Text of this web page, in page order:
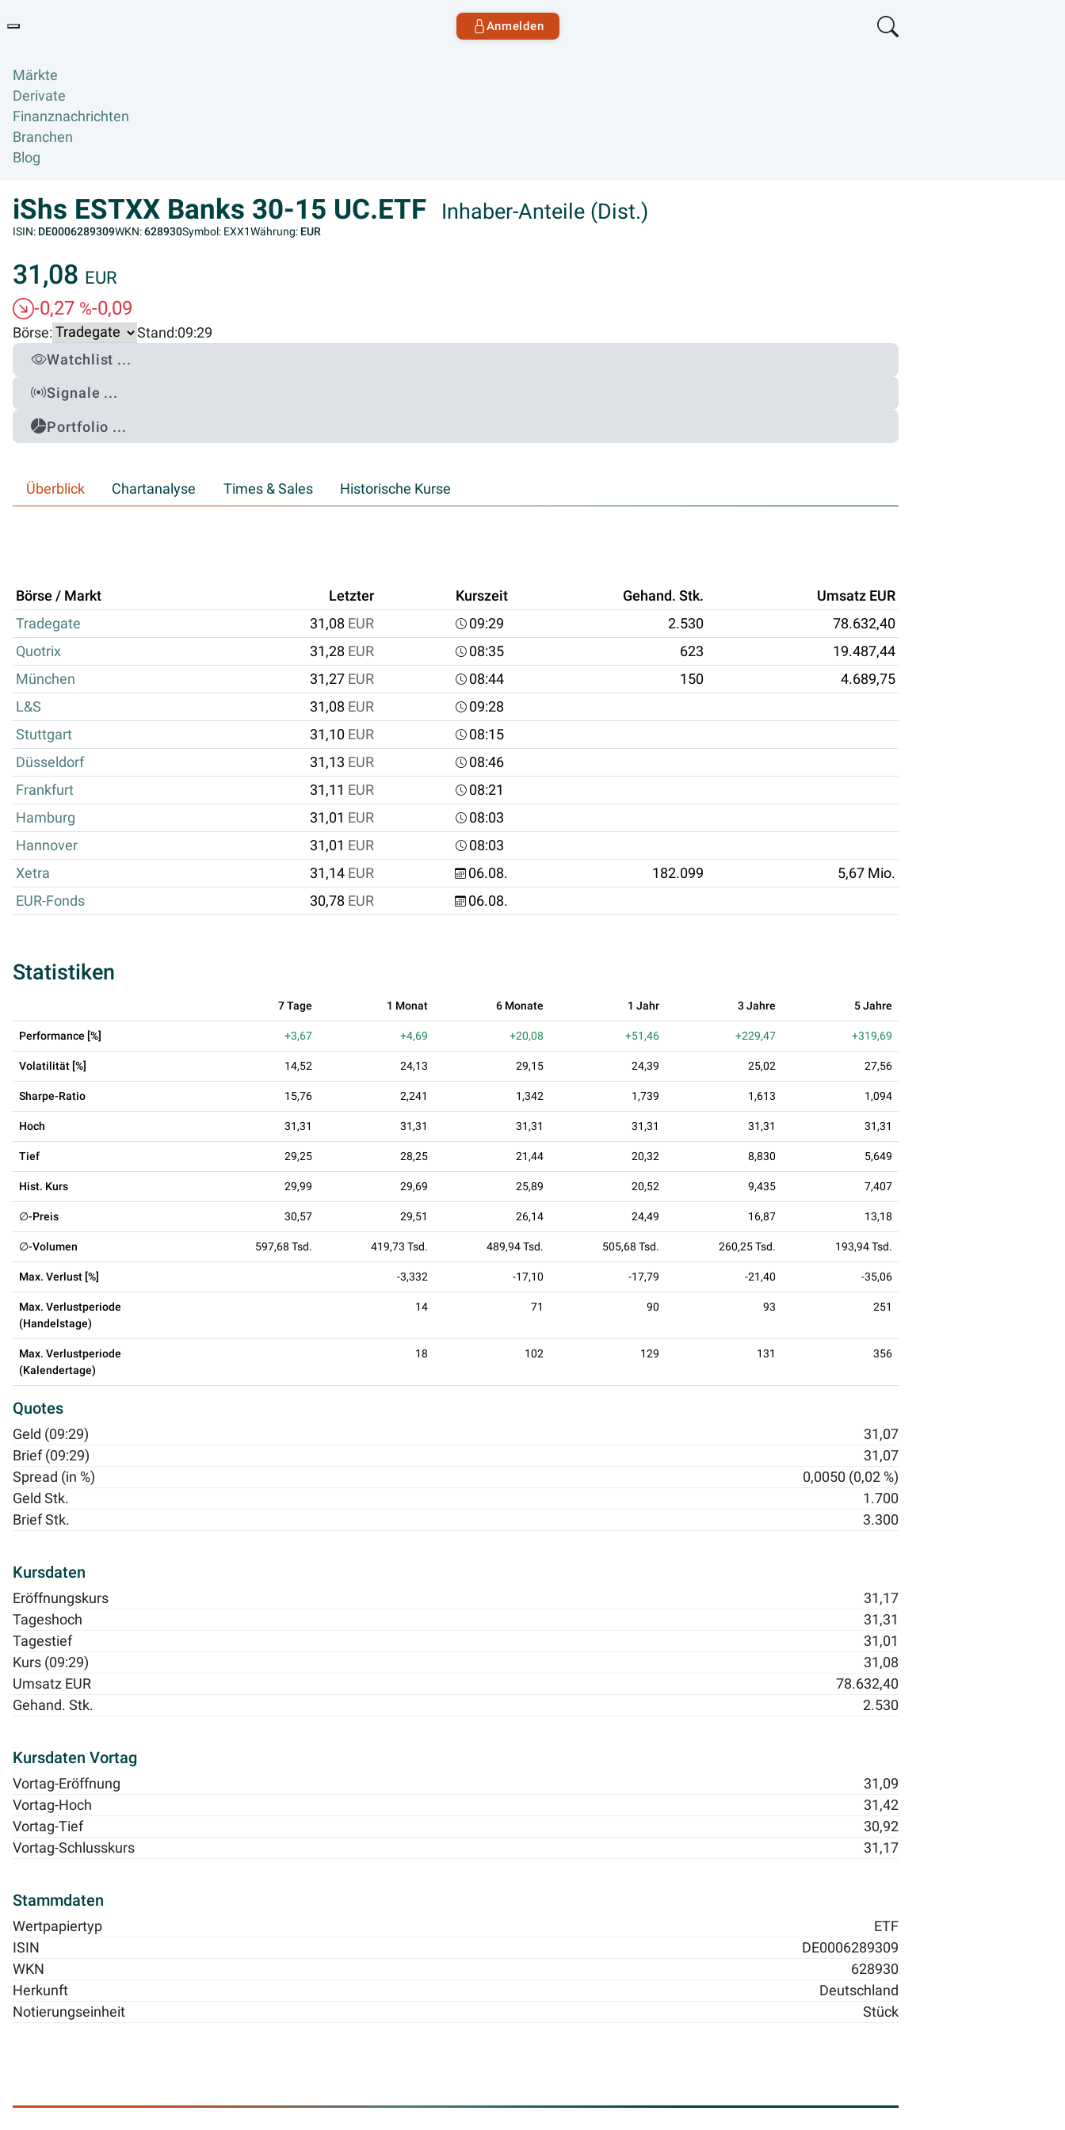
Anmelden
Märkte
Derivate
Finanznachrichten
Branchen
Blog
iShs ESTXX Banks 30-15 UC.ETF Inhaber-Anteile (Dist.)
ISIN: DE0006289309WKN:628930Symbol: EXX1Währung: EUR
31,08 EUR
-0,27 %-0,09
Börse: Stand:09:29
Watchlist ...
Signale ...
Portfolio ...
Überblick Chartanalyse Times & Sales Historische Kurse
Börse / Markt Letzter Kurszeit Gehand. Stk.
Umsatz EUR
Tradegate
31,08 EUR 09:29 2.530
78.632,40
Quotrix
31,28 EUR 08:35 623
19.487,44
München
31,27 EUR 08:44 150
4.689,75
L&S
31,08 EUR
09:28
Stuttgart
31,10 EUR
08:15
Düsseldorf
31,13 EUR
08:46
Frankfurt
31,11 EUR
08:21
Hamburg
31,01 EUR
08:03
Hannover
31,01 EUR
08:03
Xetra
31,14 EUR 06.08. 182.099
5,67 Mio.
EUR-Fonds
30,78 EUR 06.08.
Statistiken
7 Tage 1 Monat 6 Monate 1 Jahr 3 Jahre 5 Jahre
Performance [%] +3,67 +4,69 +20,08 +51,46 +229,47 +319,69
Volatilität [%] 14,52 24,13 29,15 24,39 25,02 27,56
Sharpe-Ratio 15,76 2,241 1,342 1,739 1,613 1,094
Hoch 31,31 31,31 31,31 31,31 31,31 31,31
Tief 29,25 28,25 21,44 20,32 8,830 5,649
Hist. Kurs 29,99 29,69 25,89 20,52 9,435 7,407
∅-Preis 30,57 29,51 26,14 24,49 16,87 13,18
∅-Volumen 597,68 Tsd. 419,73 Tsd. 489,94 Tsd. 505,68 Tsd. 260,25 Tsd. 193,94 Tsd.
Max. Verlust [%] -3,332 -17,10 -17,79 -21,40 -35,06
Max. Verlustperiode
(Handelstage)
14 71 90 93 251
Max. Verlustperiode
(Kalendertage)
18 102 129 131 356
Quotes
Geld (09:29)
31,07
Brief (09:29)
31,07
Spread (in %)
0,0050 (0,02 %)
Geld Stk.
1.700
Brief Stk.
3.300
Kursdaten
Eröffnungskurs
31,17
Tageshoch
31,31
Tagestief
31,01
Kurs (09:29)
31,08
Umsatz EUR
78.632,40
Gehand. Stk.
2.530
Kursdaten Vortag
Vortag-Eröffnung
31,09
Vortag-Hoch
31,42
Vortag-Tief
30,92
Vortag-Schlusskurs
31,17
Stammdaten
Wertpapiertyp
ETF
ISIN
DE0006289309
WKN
628930
Herkunft
Deutschland
Notierungseinheit
Stück